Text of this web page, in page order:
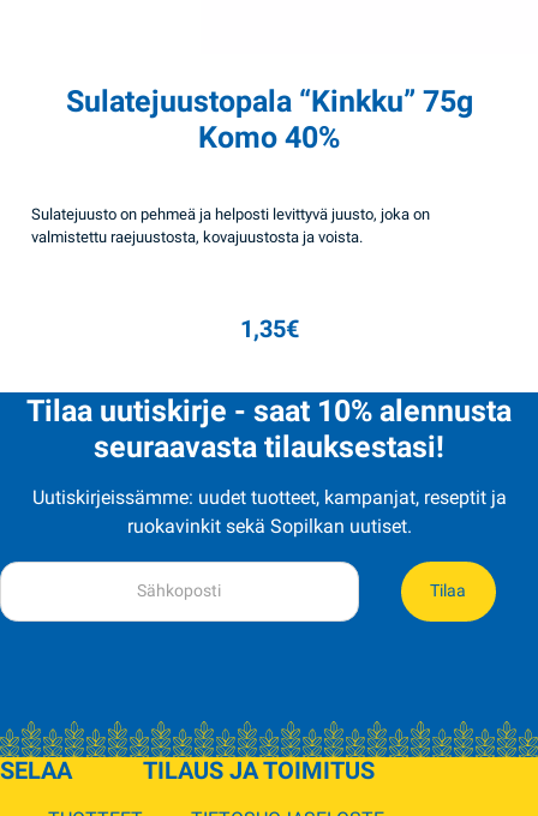
Sulatejuustopala “Kinkku” 75g
Komo 40%
Sulatejuusto on pehmeä ja helposti levittyvä juusto, joka on
valmistettu raejuustosta, kovajuustosta ja voista.
1,35€
Tilaa uutiskirje - saat 10% alennusta
seuraavasta tilauksestasi!
Uutiskirjeissämme: uudet tuotteet, kampanjat, reseptit ja
ruokavinkit sekä Sopilkan uutiset.
Tilaa
SELAA TILAUS JA TOIMITUS